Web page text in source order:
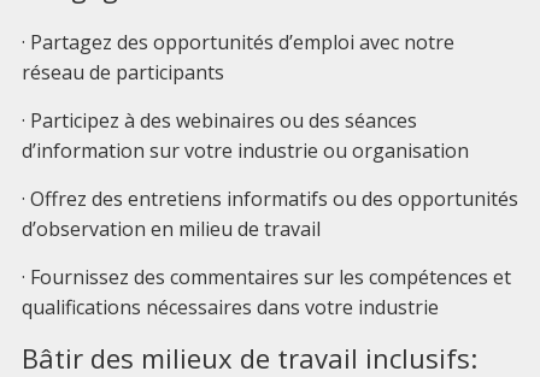
· Partagez des opportunités d’emploi avec notre
réseau de participants
· Participez à des webinaires ou des séances
d’information sur votre industrie ou organisation
· Offrez des entretiens informatifs ou des opportunités
d’observation en milieu de travail
· Fournissez des commentaires sur les compétences et
qualifications nécessaires dans votre industrie
Bâtir des milieux de travail inclusifs: